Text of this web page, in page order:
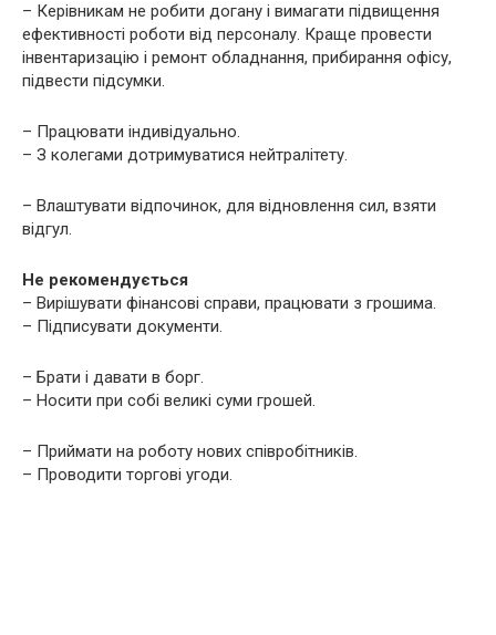
– Керівникам не робити догану і вимагати підвищення
ефективності роботи від персоналу. Краще провести
інвентаризацію і ремонт обладнання, прибирання офісу,
підвести підсумки.
– Працювати індивідуально.
– З колегами дотримуватися нейтралітету.
– Влаштувати відпочинок, для відновлення сил, взяти
відгул.
Не рекомендується
– Вирішувати фінансові справи, працювати з грошима.
– Підписувати документи.
– Брати і давати в борг.
– Носити при собі великі суми грошей.
– Приймати на роботу нових співробітників.
– Проводити торгові угоди.